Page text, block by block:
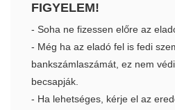
FIGYELEM!
- Soha ne fizessen előre az
- Még ha az eladó fel is fedi
bankszámlaszámát, ez nem
becsapják.
- Ha lehetséges, kérje el az